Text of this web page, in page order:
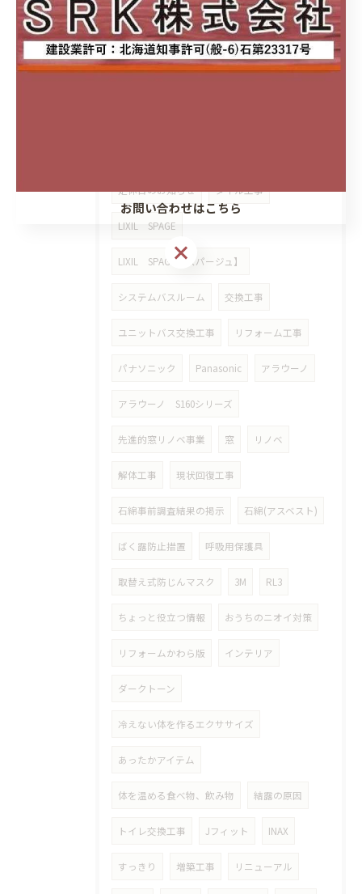
部分補修 トイレ交換リフォーム 故障
改修工事 排気ファン 油漏れ
定休日のお知らせ タイル工事
LIXIL SPAGE
LIXIL SPAGE【スパージュ】
システムバスルーム 交換工事
ユニットバス交換工事 リフォーム工事
パナソニック Panasonic アラウーノ
アラウーノ S160シリーズ
先進的窓リノベ事業 窓 リノベ
解体工事 現状回復工事
石綿事前調査結果の掲示 石綿(アスベスト)
ばく露防止措置 呼吸用保護具
取替え式防じんマスク 3M RL3
ちょっと役立つ情報 おうちのニオイ対策
リフォームかわら版 インテリア
ダークトーン
冷えない体を作るエクササイズ
あったかアイテム
体を温める食べ物、飲み物 結露の原因
トイレ交換工事 Jフィット INAX
すっきり 増築工事 リニューアル
お問い合わせはこちら